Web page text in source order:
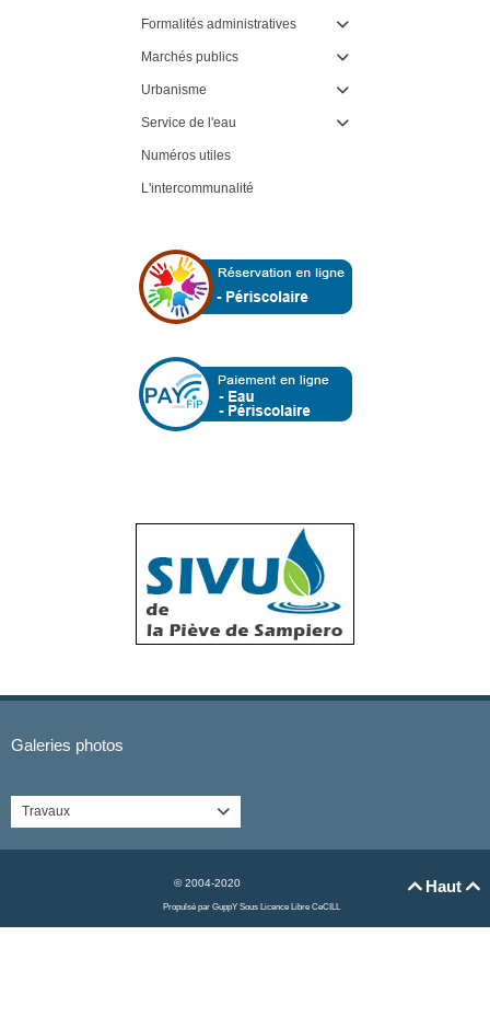
Formalités administratives 
Marchés publics 
Urbanisme 
Service de l'eau 
Numéros utiles
L'intercommunalité
Galeries photos
Travaux 
Haut 
© 2004-2020
Propulsé par GuppY Sous Licence Libre CeCILL